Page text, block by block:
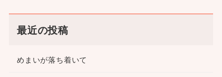
最近の投稿
めまいが落ち着いて